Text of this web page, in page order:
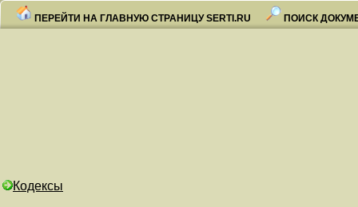
ПЕРЕЙТИ НА ГЛАВНУЮ СТРАНИЦУ SERTI.RU ПОИСК
Кодексы